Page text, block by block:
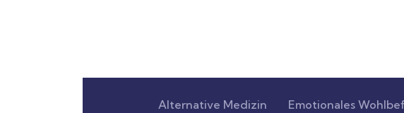
Alternative Medizin Emotionales